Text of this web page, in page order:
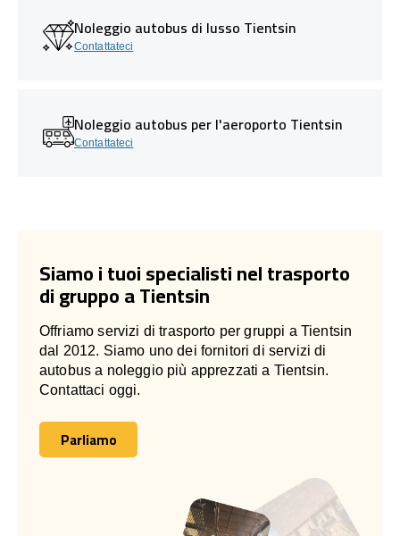
Noleggio autobus di lusso Tientsin
Contattateci
Noleggio autobus per l'aeroporto Tientsin
Contattateci
Siamo i tuoi specialisti nel trasporto
di gruppo a Tientsin
Offriamo servizi di trasporto per gruppi a Tientsin
dal 2012. Siamo uno dei fornitori di servizi di
autobus a noleggio più apprezzati a Tientsin.
Contattaci oggi.
Parliamo
Parliamo